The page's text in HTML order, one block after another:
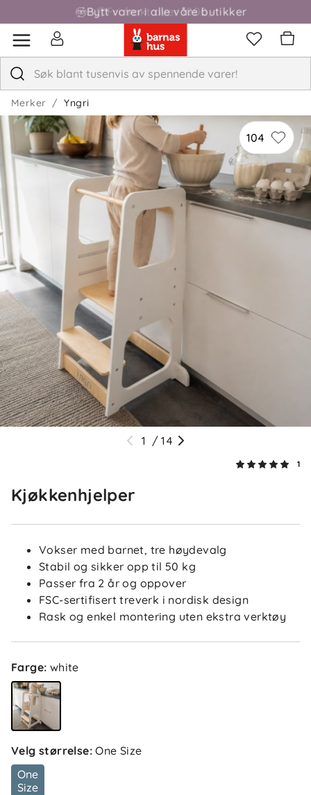
Fri frakt over 1000,-
Merker Yngri
104
1 / 14
1
Kjøkkenhjelper
Vokser med barnet, tre høydevalg
Stabil og sikker opp til 50 kg
Passer fra 2 år og oppover
FSC-sertifisert treverk i nordisk design
Rask og enkel montering uten ekstra verktøy
Farge: white
Velg størrelse:One Size
One
Size